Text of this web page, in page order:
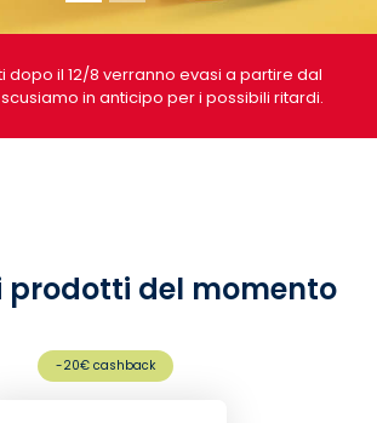
dopo il 12/8 verranno evasi a partire dal
in anticipo per i possibili ritardi.
prodotti del momento
-20€ cashback